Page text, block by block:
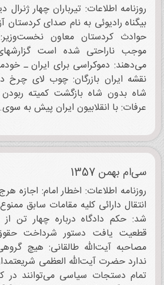
روزنامه اطلاعات: تیرباران چهار ژنرال
بیگناه رادیوئی به نام صدای کردستان
حوادث کردستان معاون نخست‌وزیر:
موجب ناراحتی شده است
می‌دهند: دموکراسی برای ایران ـ
نقشه ایران بازرگان: چوب لای چرخ
شاه بدون شاه بازگشت کمیته
عرفات: با انقلابیون ایران پیش به
سی‌ام بهمن 1357
روزنامه اطلاعات: اخطار امام: اجازه
شد: حکم دادگاه درباره چهار تن
قطعیت یافت دستور شرداخت
مصاحبه آیت‌الله طالقانی: هیچ
ندارد حضرت آیت‌الله العظمی
تمام دستجات سیاسی می‌توانند در